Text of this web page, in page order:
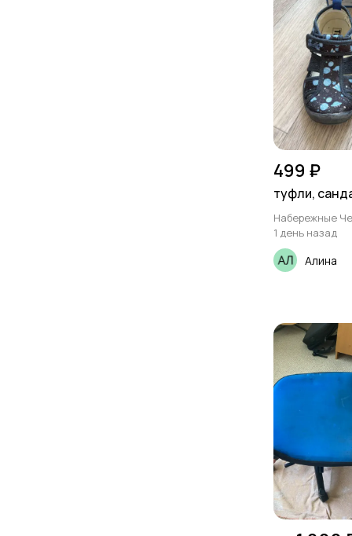
499 ₽
туфли,
Набережные
1 день назад
Алина